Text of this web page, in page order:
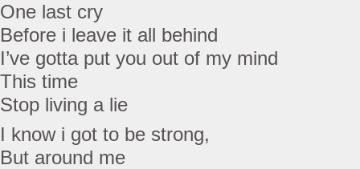
One last cry
Before i leave it all behind
I’ve gotta put you out of my mind
This time
Stop living a lie
I know i got to be strong,
But around me